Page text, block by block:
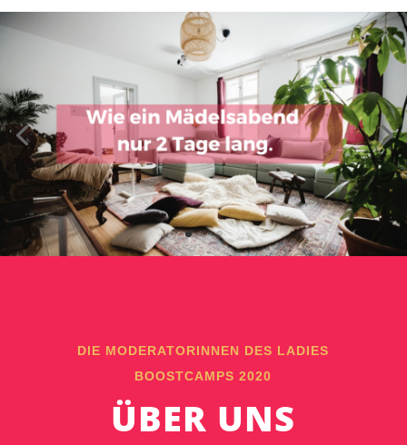
DIE MODERATORINNEN DES LADIES
BOOSTCAMPS 2020
ÜBER UNS